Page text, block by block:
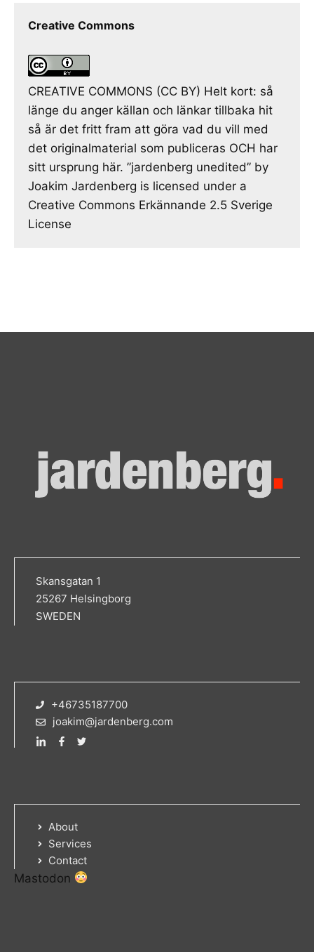
Creative Commons
CREATIVE COMMONS (CC BY) Helt kort: så
länge du anger källan och länkar tillbaka hit
så är det fritt fram att göra vad du vill med
det originalmaterial som publiceras OCH har
sitt ursprung här. ”jardenberg unedited” by
Joakim Jardenberg is licensed under a
Creative Commons Erkännande 2.5 Sverige
License
Skansgatan 1
25267 Helsingborg
SWEDEN
+46735187700
joakim@jardenberg.com
About
Services
Contact
Mastodon